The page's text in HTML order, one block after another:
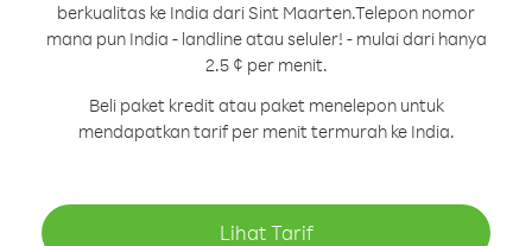
berkualitas ke India dari Sint Maarten.Telepon nomor
mana pun India - landline atau seluler! - mulai dari hanya
2.5 ¢ per menit.
Beli paket kredit atau paket menelepon untuk
mendapatkan tarif per menit termurah ke India.
Lihat Tarif